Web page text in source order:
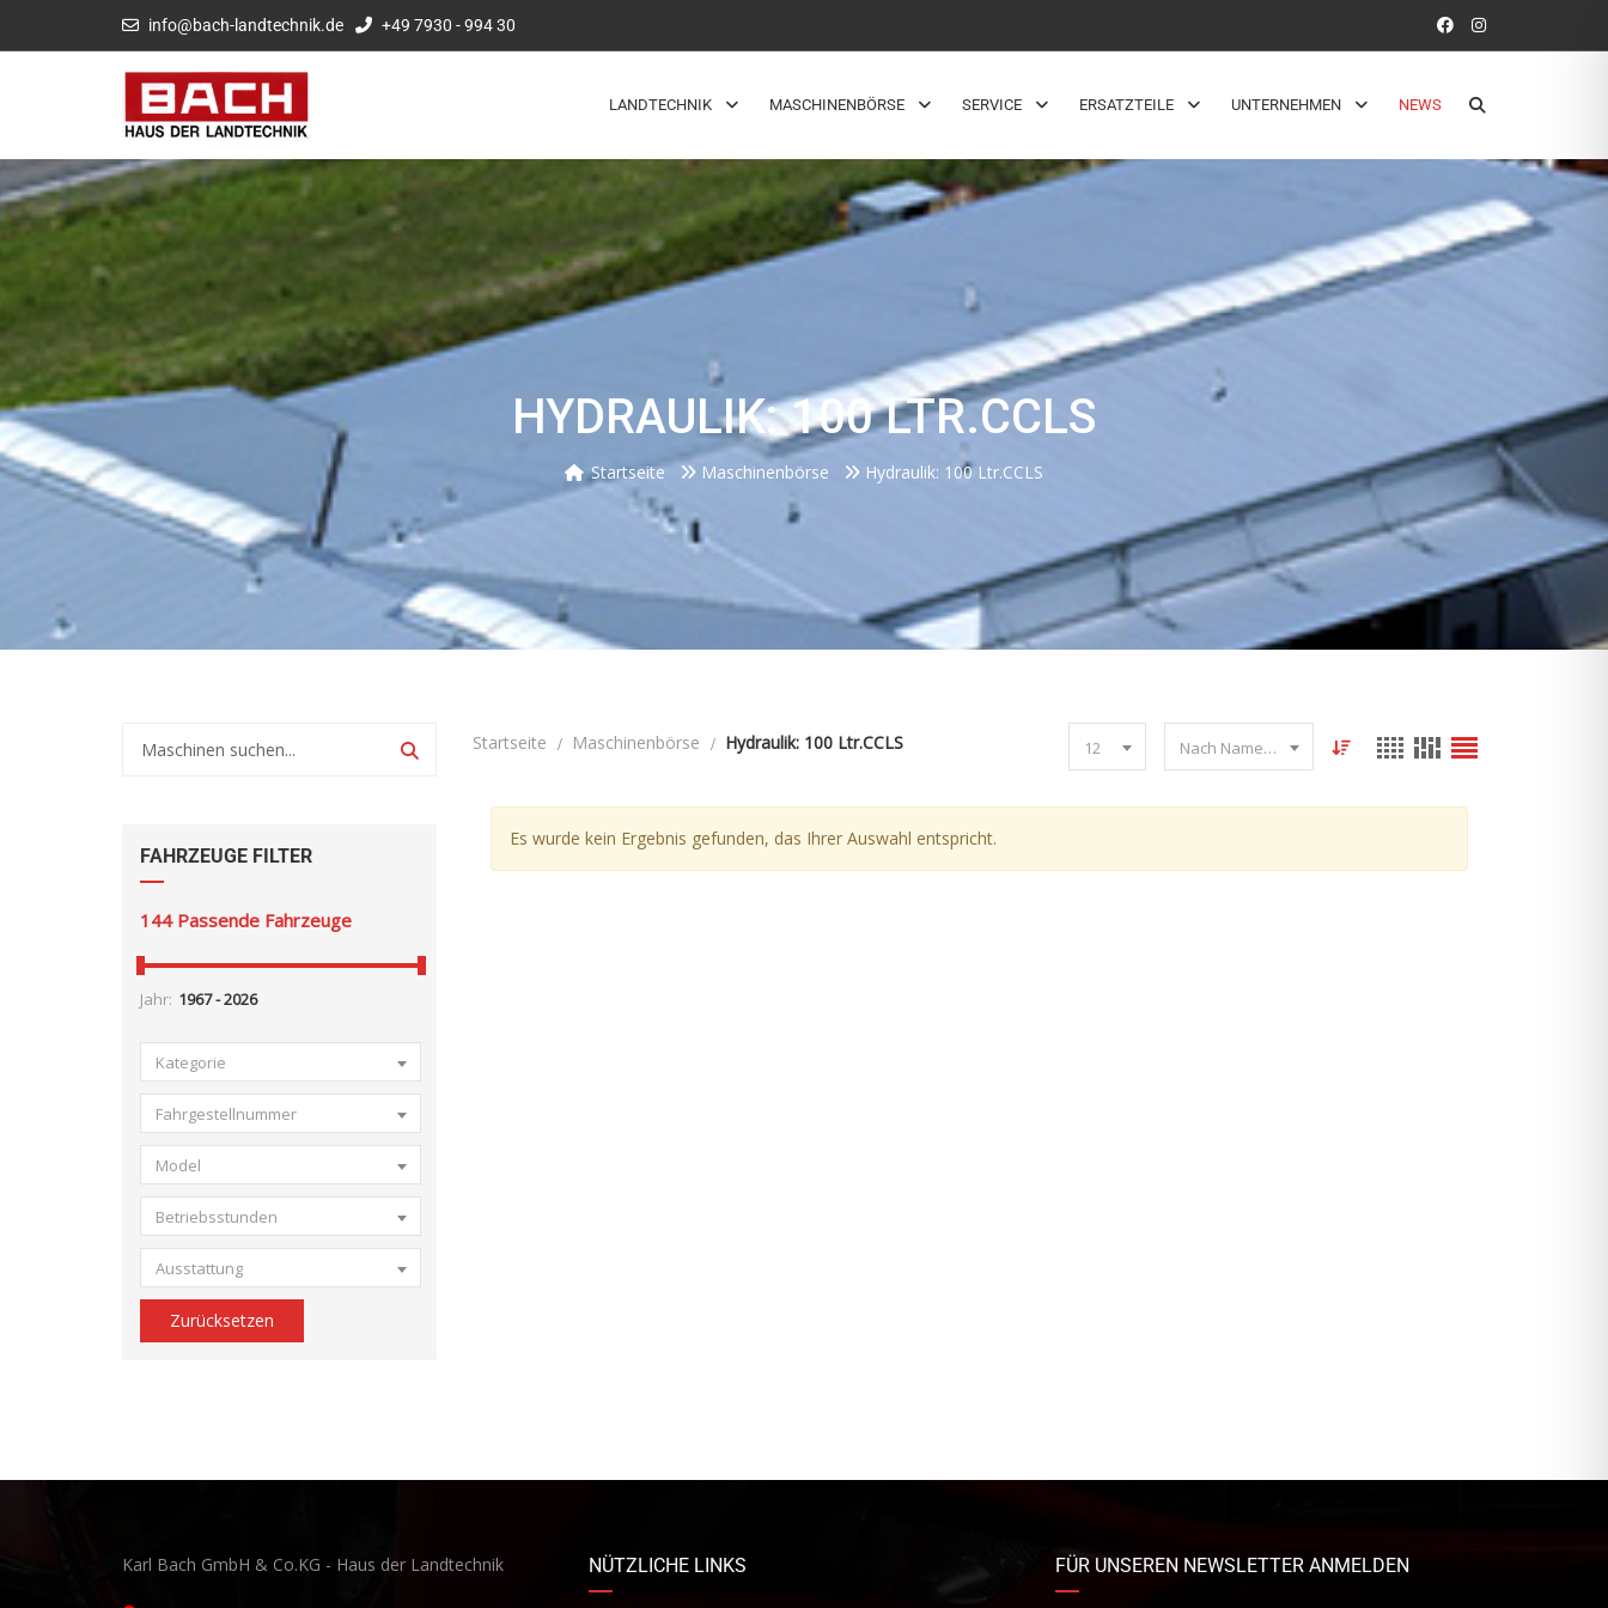
info@bach-landtechnik.de +49 7930 - 994 30
LANDTECHNIK MASCHINENBÖRSE SERVICE ERSATZTEILE UNTERNEHMEN NEWS
HYDRAULIK: 100 LTR.CCLS
Startseite Maschinenbörse Hydraulik: 100 Ltr.CCLS
FAHRZEUGE FILTER
144 Passende Fahrzeuge
Jahr:
Kategorie
Fahrgestellnummer
Model
Betriebsstunden
Ausstattung
Zurücksetzen
Startseite Maschinenbörse Hydraulik: 100 Ltr.CCLS 12 Nach Name sortieren
Es wurde kein Ergebnis gefunden, das Ihrer Auswahl entspricht.
Karl Bach GmbH & Co.KG - Haus der Landtechnik NÜTZLICHE LINKS FÜR UNSEREN NEWSLETTER ANMELDEN